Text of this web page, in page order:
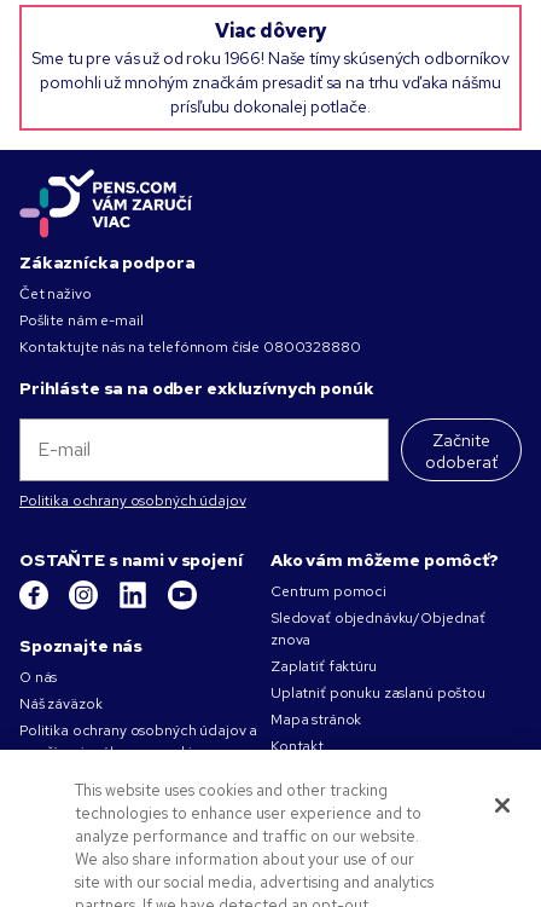
Viac dôvery
Sme tu pre vás už od roku 1966! Naše tímy skúsených odborníkov
pomohli už mnohým značkám presadiť sa na trhu vďaka nášmu
prísľubu dokonalej potlače.
Zákaznícka podpora
Čet naživo
Pošlite nám e-mail
Kontaktujte nás na telefónnom čísle 0800328880
Prihláste sa na odber exkluzívnych ponúk
Začnite
odoberať
Politika ochrany osobných údajov
OSTAŇTE s nami v spojení
Spoznajte nás
O nás
Náš záväzok
Politika ochrany osobných údajov a
používania súborov cookie
Podmienky používania
Obchodné podmienky
Kariéra v Pens.com
Ako vám môžeme pomôcť?
Ako vám môžeme pomôcť?
Centrum pomoci
Sledovať objednávku/Objednať
znova
Zaplatiť faktúru
Uplatniť ponuku zaslanú poštou
Mapa stránok
Kontakt
This website uses cookies and other tracking
technologies to enhance user experience and to
analyze performance and traffic on our website.
We also share information about your use of our
site with our social media, advertising and analytics